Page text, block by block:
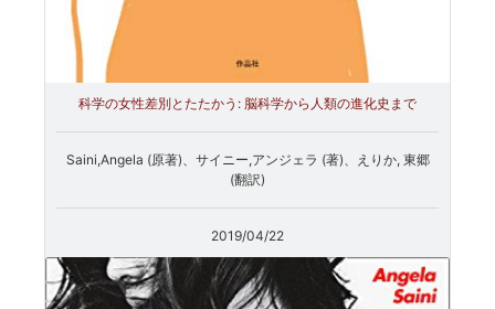
科学の女性差別とたたかう: 脳科学から人類の進化史まで
Saini,Angela (原著)、サイニー,アンジェラ (著)、えりか, 東郷
(翻訳)
2019/04/22